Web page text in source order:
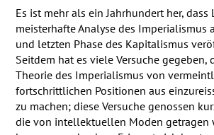
Es ist mehr als ein Jahrhundert her, dass
meisterhafte Analyse des Imperialismus
und letzten Phase des Kapitalismus
Seitdem hat es viele Versuche gegeben,
Theorie des Imperialismus von
fortschrittlichen Positionen aus
zu machen; diese Versuche genossen
die von intellektuellen Moden getragen